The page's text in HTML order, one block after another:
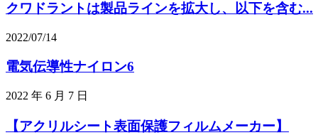
クワドラントは製品ラインを拡大し、以下を含む...
2022/07/14
電気伝導性ナイロン6
2022 年 6 月 7 日
【アクリルシート表面保護フィルムメーカー】